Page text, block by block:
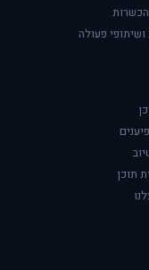
ושיתופי פעולה
תוכן